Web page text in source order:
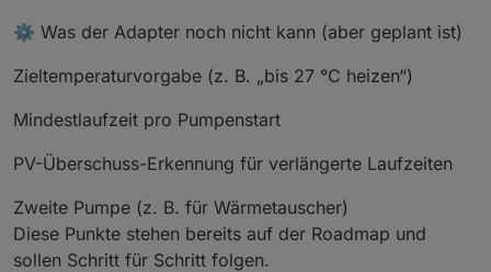
⚙️ Was der Adapter noch nicht kann (aber geplant ist)
Zieltemperaturvorgabe (z. B. „bis 27 °C heizen“)
Mindestlaufzeit pro Pumpenstart
PV-Überschuss-Erkennung für verlängerte Laufzeiten
Zweite Pumpe (z. B. für Wärmetauscher)
Diese Punkte stehen bereits auf der Roadmap und
sollen Schritt für Schritt folgen.